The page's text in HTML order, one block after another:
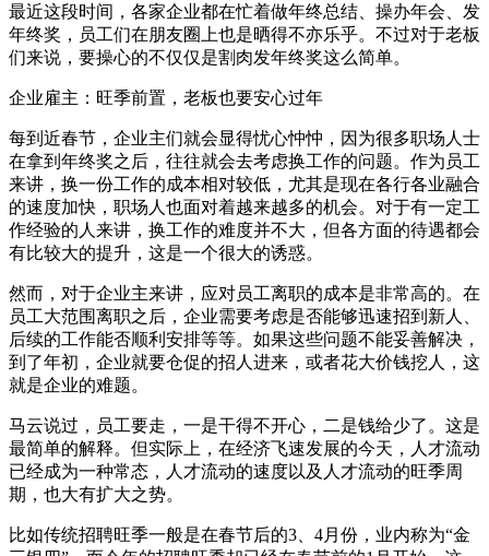
最近这段时间，各家企业都在忙着做年终总结、操办年会、发
年终奖，员工们在朋友圈上也是晒得不亦乐乎。不过对于老板
们来说，要操心的不仅仅是割肉发年终奖这么简单。
企业雇主：旺季前置，老板也要安心过年
每到近春节，企业主们就会显得忧心忡忡，因为很多职场人士
在拿到年终奖之后，往往就会去考虑换工作的问题。作为员工
来讲，换一份工作的成本相对较低，尤其是现在各行各业融合
的速度加快，职场人也面对着越来越多的机会。对于有一定工
作经验的人来讲，换工作的难度并不大，但各方面的待遇都会
有比较大的提升，这是一个很大的诱惑。
然而，对于企业主来讲，应对员工离职的成本是非常高的。在
员工大范围离职之后，企业需要考虑是否能够迅速招到新人、
后续的工作能否顺利安排等等。如果这些问题不能妥善解决，
到了年初，企业就要仓促的招人进来，或者花大价钱挖人，这
就是企业的难题。
马云说过，员工要走，一是干得不开心，二是钱给少了。这是
最简单的解释。但实际上，在经济飞速发展的今天，人才流动
已经成为一种常态，人才流动的速度以及人才流动的旺季周
期，也大有扩大之势。
比如传统招聘旺季一般是在春节后的3、4月份，业内称为“金